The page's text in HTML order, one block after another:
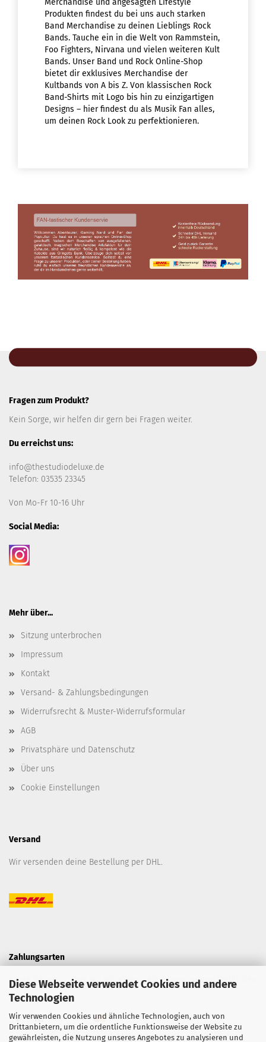
Diese Webseite verwendet Cookies und andere
Technologien
Wir verwenden Cookies und ähnliche Technologien, auch von
Drittanbietern, um die ordentliche Funktionsweise der Website zu
gewährleisten, die Nutzung unseres Angebotes zu analysieren und
Merchandise und angesagten Lifestyle
Produkten findest du bei uns auch starken
Band Merchandise zu deinen Lieblings Rock
Bands. Tauche ein in die Welt von Rammstein,
Foo Fighters, Nirvana und vielen weiteren Kult
Bands. Unser Band und Rock Online-Shop
bietet dir exklusives Merchandise der
Kultbands von A bis Z. Von klassischen Rock
Band-Shirts mit Logo bis hin zu einzigartigen
Designs – hier findest du als Musik Fan alles,
um deinen Rock Look zu perfektionieren.
Fragen zum Produkt?
Kein Sorge, wir helfen dir gern bei Fragen weiter.
Du erreichst uns:
info@thestudiodeluxe.de
Telefon: 03535 23345
Von Mo-Fr 10-16 Uhr
Social Media:
Mehr über...
Sitzung unterbrochen
Impressum
Kontakt
Versand- & Zahlungsbedingungen
Widerrufsrecht & Muster-Widerrufsformular
AGB
Privatsphäre und Datenschutz
Über uns
Cookie Einstellungen
Versand
Wir versenden deine Bestellung per DHL.
Zahlungsarten
Kaufe bei uns sicher ein mit einer Vielzahl von unterschiedlichen
Zahlungsarten.